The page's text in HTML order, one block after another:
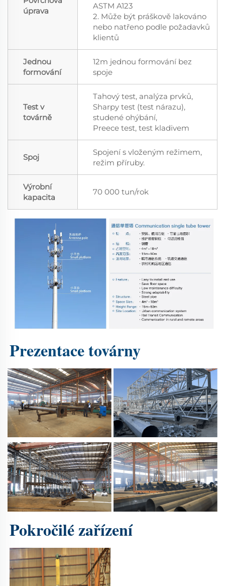
úprava
ASTM A123
2. Může být práškově lakováno
nebo natřeno podle požadavků
klientů
Jednou
formování
12m jednou formování bez
spoje
Test v
továrně
Tahový test, analýza prvků,
Sharpy test (test nárazu),
studené ohýbání,
Preece test, test kladivem
Spoj
Spojení s vloženým režimem,
režim příruby.
Výrobní
kapacita
70 000 tun/rok
Prezentace továrny
Pokročilé zařízení